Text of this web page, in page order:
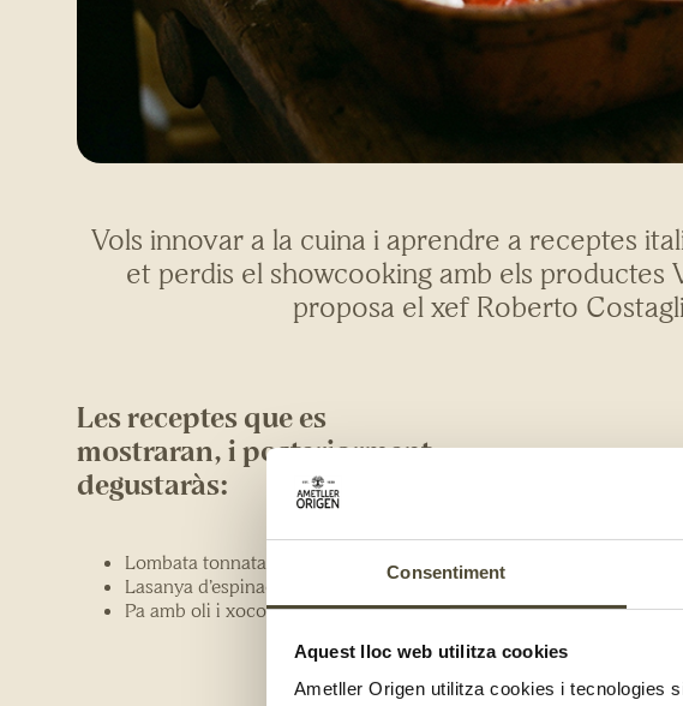
Consentiment
Aquest lloc web utilitza cookies
Ametller Origen utilitza cookies i tecnologies
Vols innovar a la cuina i aprendre a receptes
et perdis el showcooking amb els productes
proposa el xef Roberto
Les receptes que es
mostraran, i posteriorment,
degustaràs:
Lombata tonnata
Lasanya d’espinacs i ricotta
Pa amb oli i xocolata alla italiana